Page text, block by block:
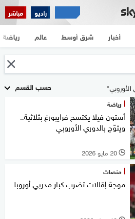
راديو مباشر
أخبار شرق أوسط عالم رياضة
حسب القسم
رياضة
أستون فيلا يكتسح فرايبورغ بثلاثية..
ويتوّج بالدوري الأوروبي
l 20 مايو 2026
منصات
موجة إقالات تضرب كبار مدربي أوروبا